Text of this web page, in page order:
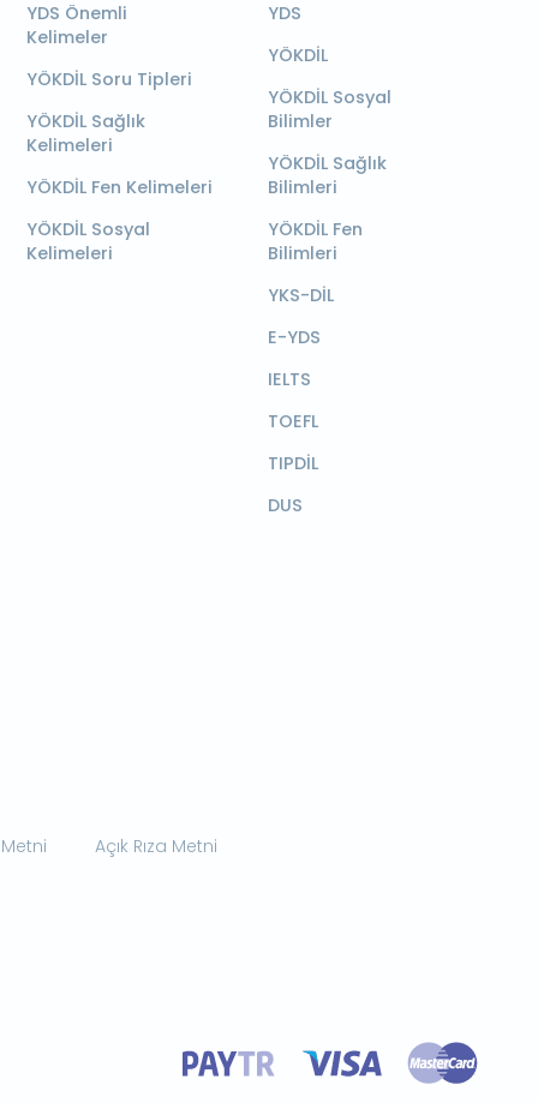
YDS Önemli
Kelimeler
YÖKDİL Soru Tipleri
YÖKDİL Sağlık
Kelimeleri
YÖKDİL Fen Kelimeleri
YÖKDİL Sosyal
Kelimeleri
YDS
YÖKDİL
YÖKDİL Sosyal
Bilimler
YÖKDİL Sağlık
Bilimleri
YÖKDİL Fen
Bilimleri
YKS-DİL
E-YDS
IELTS
TOEFL
TIPDİL
DUS
Açık Rıza Metni